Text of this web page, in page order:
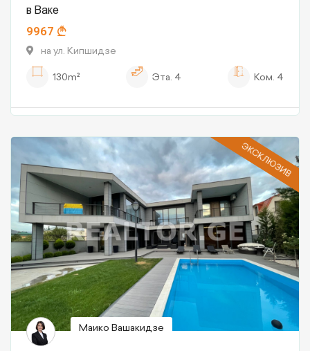
в Ваке
9967
на ул. Кипшидзе
130m²
Эта. 4 Ком. 4
ЭКСКЛЮЗИВ
Маико Вашакидзе